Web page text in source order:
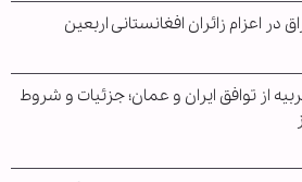
در اعزام زائران افغانستانی اربعین
از توافق ایران و عمان؛ جزئیات و شروط